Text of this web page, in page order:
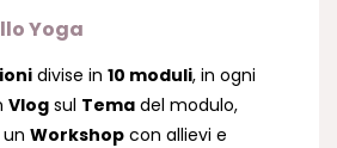
Yoga
divise in 10 moduli, in ogni
Vlog sul Tema del modulo,
un Workshop con allievi e